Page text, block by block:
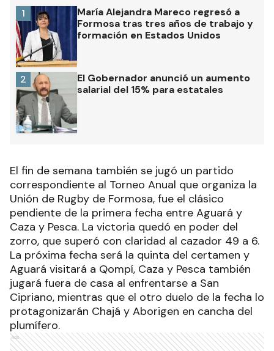
María Alejandra Mareco regresó a
Formosa tras tres años de trabajo y
formación en Estados Unidos
1
El Gobernador anunció un aumento
salarial del 15% para estatales
2
El fin de semana también se jugó un partido
correspondiente al Torneo Anual que organiza la
Unión de Rugby de Formosa, fue el clásico
pendiente de la primera fecha entre Aguará y
Caza y Pesca. La victoria quedó en poder del
zorro, que superó con claridad al cazador 49 a 6.
La próxima fecha será la quinta del certamen y
Aguará visitará a Qompí, Caza y Pesca también
jugará fuera de casa al enfrentarse a San
Cipriano, mientras que el otro duelo de la fecha lo
protagonizarán Chajá y Aborigen en cancha del
plumífero.
Ads